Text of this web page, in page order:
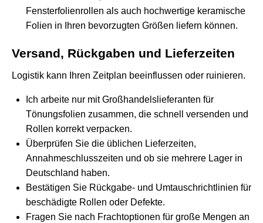
Fensterfolienrollen als auch hochwertige keramische
Folien in Ihren bevorzugten Größen liefern können.
Versand, Rückgaben und Lieferzeiten
Logistik kann Ihren Zeitplan beeinflussen oder ruinieren.
Ich arbeite nur mit Großhandelslieferanten für
Tönungsfolien zusammen, die schnell versenden und
Rollen korrekt verpacken.
Überprüfen Sie die üblichen Lieferzeiten,
Annahmeschlusszeiten und ob sie mehrere Lager in
Deutschland haben.
Bestätigen Sie Rückgabe- und Umtauschrichtlinien für
beschädigte Rollen oder Defekte.
Fragen Sie nach Frachtoptionen für große Mengen an